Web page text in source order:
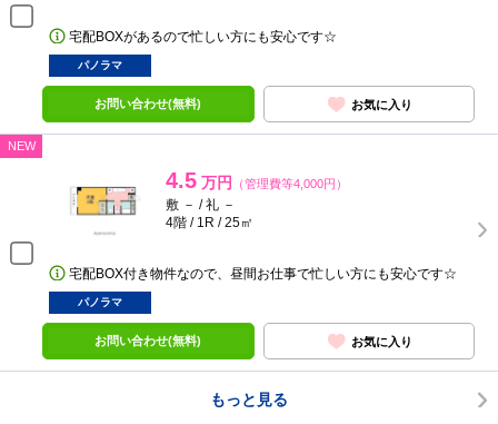
宅配BOXがあるので忙しい方にも安心です☆
パノラマ
お問い合わせ(無料) お気に入り
NEW
4.5 万円 （管理費等4,000円）
敷 － / 礼 －
4階 / 1R / 25㎡
宅配BOX付き物件なので、昼間お仕事で忙しい方にも安心です☆
パノラマ
お問い合わせ(無料) お気に入り
もっと見る